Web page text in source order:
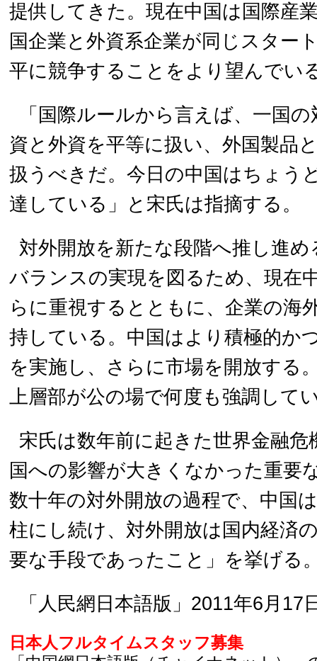
提供してきた。現在中国は国際産
国企業と外資系企業が同じスター
平に競争することをより望んでい
「国際ルールから言えば、一国
資と外資を平等に扱い、外国製品
扱うべきだ。今日の中国はちょう
達している」と宋氏は指摘する。
対外開放を新たな段階へ推し進
バランスの実現を図るため、現在
らに重視するとともに、企業の海
持している。中国はより積極的か
を実施し、さらに市場を開放する
上層部が公の場で何度も強調して
宋氏は数年前に起きた世界金融危
国への影響が大きくなかった重要
数十年の対外開放の過程で、中国
柱にし続け、対外開放は国内経済
要な手段であったこと」を挙げる
「人民網日本語版」2011年6月17
日本人フルタイムスタッフ募集